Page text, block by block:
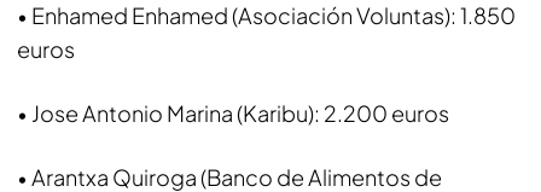
• Enhamed Enhamed (Asociación Voluntas): 1.850
euros
• Jose Antonio Marina (Karibu): 2.200 euros
• Arantxa Quiroga (Banco de Alimentos de